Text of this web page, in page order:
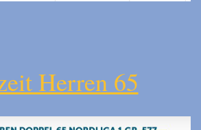
Herren 65